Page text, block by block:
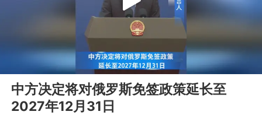
00:40
Play
中方决定将对俄罗斯免签政策延长至
2027年12月31日